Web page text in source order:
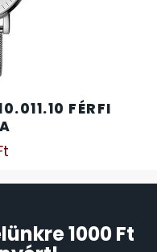
FÉRFI
1000 Ft